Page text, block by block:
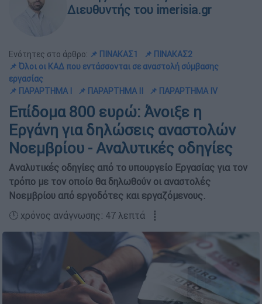
Διευθυντής του imerisia.gr
Ενότητες στο άρθρο: 📌 ΠΙΝΑΚΑΣ1
📌 ΠΙΝΑΚΑΣ2
📌 Όλοι οι ΚΑΔ που εντάσσονται σε αναστολή σύμβασης
εργασίας
📌 ΠΑΡΑΡΤΗΜΑ Ι
📌 ΠΑΡΑΡΤΗΜΑ ΙΙ 📌 ΠΑΡΑΡΤΗΜΑ ΙV
Επίδομα 800 ευρώ: Άνοιξε η
Εργάνη για δηλώσεις αναστολών
Νοεμβρίου - Αναλυτικές οδηγίες
Αναλυτικές οδηγίες από το υπουργείο Εργασίας για τον
τρόπο με τον οποίο θα δηλωθούν οι αναστολές
Νοεμβρίου από εργοδότες και εργαζόμενους.
🕛 χρόνος ανάγνωσης: 47 λεπτά ┋